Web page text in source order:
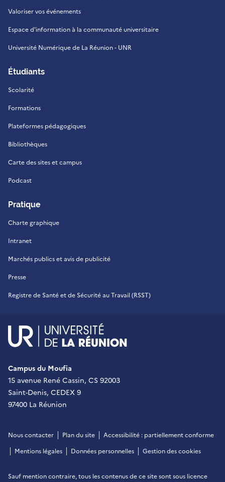
Valoriser vos événements
Espace d'information à la communauté universitaire
Université Numérique de La Réunion - UNR
Étudiants
Scolarité
Formations
Plateformes pédagogiques
Bibliothèques
Carte des sites et campus
Podcast
Pratique
Charte graphique
Intranet
Marchés publics et avis de publicité
Presse
Registre de Santé et de Sécurité au Travail (RSST)
Campus du Moufia
15 avenue René Cassin, CS 92003
Saint-Denis, CEDEX 9
97400 La Réunion
Nous contacter Plan du site
Accessibilité : partiellement conforme
Mentions légales
Données personnelles Gestion des cookies
Sauf mention contraire, tous les contenus de ce site sont sous licence